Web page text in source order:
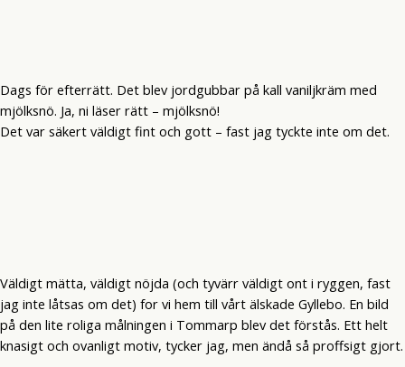
Dags för efterrätt. Det blev jordgubbar på kall vaniljkräm med
mjölksnö. Ja, ni läser rätt – mjölksnö!
Det var säkert väldigt fint och gott – fast jag tyckte inte om det.
Väldigt mätta, väldigt nöjda (och tyvärr väldigt ont i ryggen, fast
jag inte låtsas om det) for vi hem till vårt älskade Gyllebo. En bild
på den lite roliga målningen i Tommarp blev det förstås. Ett helt
knasigt och ovanligt motiv, tycker jag, men ändå så proffsigt gjort.